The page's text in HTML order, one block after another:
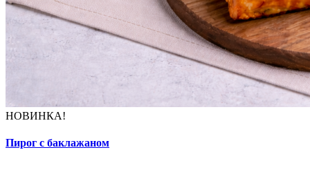
НОВИНКА!
Пирог с баклажаном